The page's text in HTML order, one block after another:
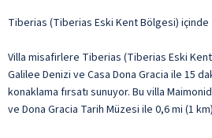
Tiberias (Tiberias Eski Kent Bölgesi) içinde
Villa misafirlere Tiberias (Tiberias Eski
Galilee Denizi ve Casa Dona Gracia ile 15
konaklama fırsatı sunuyor. Bu villa
ve Dona Gracia Tarih Müzesi ile 0,6 mi (1